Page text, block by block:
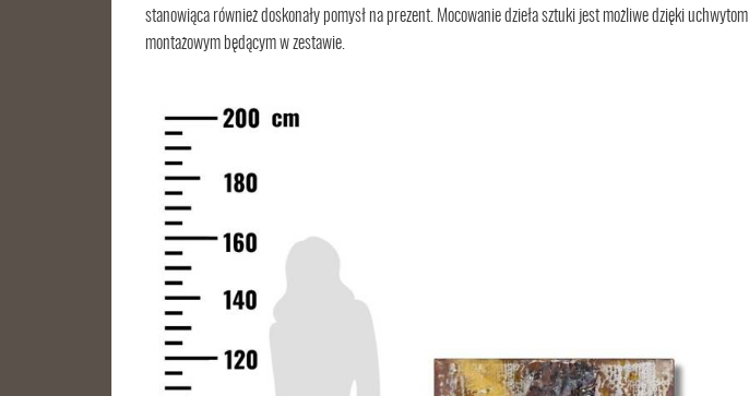
stanowiąca również doskonały pomysł na prezent. Mocowanie dzieła sztuki jest możliwe dzięki uchwytom
montażowym będącym w zestawie.